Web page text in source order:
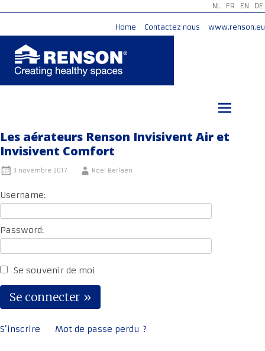
NL FR EN DE
Home Contactez nous www.renson.eu
Les aérateurs Renson Invisivent Air et
Invisivent Comfort
3 novembre 2017 Roel Berlaen
Username:
Password:
Se souvenir de moi
S’inscrire Mot de passe perdu ?